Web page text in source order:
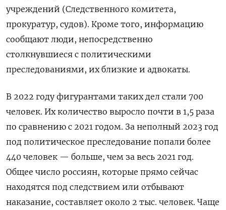
учреждений (Следственного комитета,
прокуратур, судов). Кроме того, информацию
сообщают люди, непосредственно
столкнувшиеся с политическими
преследованиями, их близкие и адвокаты.
В 2022 году фигурантами таких дел стали 700
человек. Их количество выросло почти в 1,5 раза
по сравнению с 2021 годом. За неполный 2023 год
под политическое преследование попали более
440 человек — больше, чем за весь 2021 год.
Общее число россиян, которые прямо сейчас
находятся под следствием или отбывают
наказание, составляет около 2 тыс. человек. Чаще